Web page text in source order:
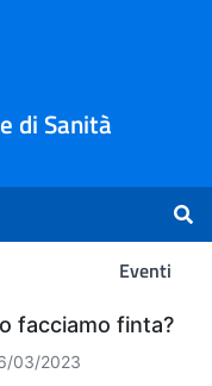
di Sanità
Eventi
facciamo finta?
03/2023